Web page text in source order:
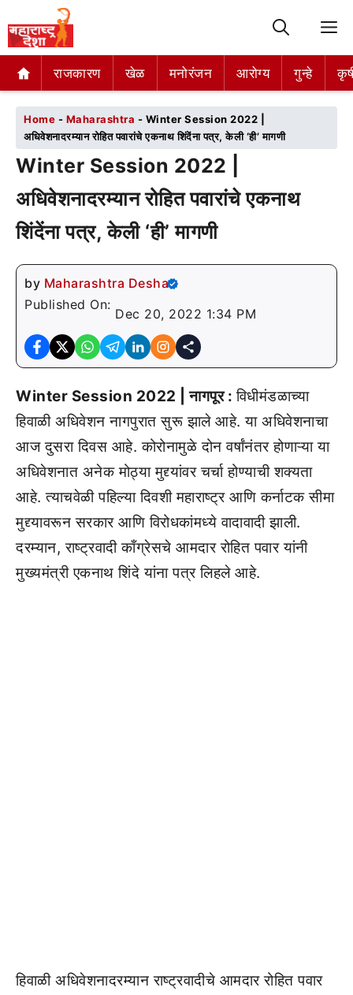
राजकारण खेळ मनोरंजन आरोग्य गुन्हे
राजकारण खेळ मनोरंजन आरोग्य गुन्हे
Home - Maharashtra - Winter Session 2022 |
अधिवेशनादरम्यान रोहित पवारांचे एकनाथ शिंदेंना पत्र, केली ‘ही’ मागणी
Winter Session 2022 |
अधिवेशनादरम्यान रोहित पवारांचे एकनाथ
शिंदेंना पत्र, केली ‘ही’ मागणी
by Maharashtra Desha
Published On:
Dec 20, 2022 1:34 PM
Winter Session 2022 | नागपूर :विधीमंडळाच्या
हिवाळी अधिवेशन नागपुरात सुरू झाले आहे. या अधिवेशनाचा
आज दुसरा दिवस आहे. कोरोनामुळे दोन वर्षांनंतर होणाऱ्या या
अधिवेशनात अनेक मोठ्या मुद्द्यांवर चर्चा होण्याची शक्यता
आहे. त्याचवेळी पहिल्या दिवशी महाराष्ट्र आणि कर्नाटक सीमा
मुद्द्यावरून सरकार आणि विरोधकांमध्ये वादावादी झाली.
दरम्यान, राष्ट्रवादी काँग्रेसचे आमदार रोहित पवार यांनी
मुख्यमंत्री एकनाथ शिंदे यांना पत्र लिहले आहे.
हिवाळी अधिवेशनादरम्यान राष्ट्रवादीचे आमदार रोहित पवार